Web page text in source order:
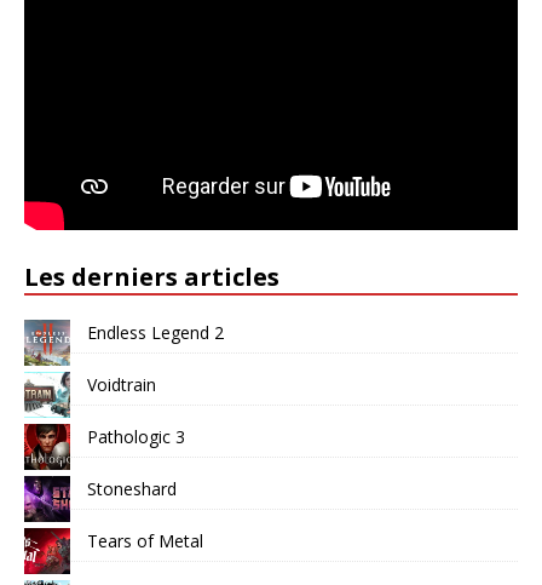
Les derniers articles
Endless Legend 2
Voidtrain
Pathologic 3
Stoneshard
Tears of Metal